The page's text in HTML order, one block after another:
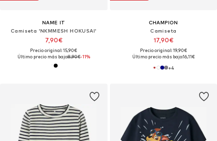
NAME IT
Camiseta 'NKMMESH HOKUSAI'
7,90€
Precio original: 15,90€
Último precio más bajo:8,90€-11%
CHAMPION
Camiseta
17,90€
Precio original: 19,90€
Último precio más bajo:16,11€
+4